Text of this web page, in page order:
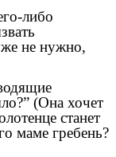
либо
не нужно,
(Она хочет
станет
маме гребень?